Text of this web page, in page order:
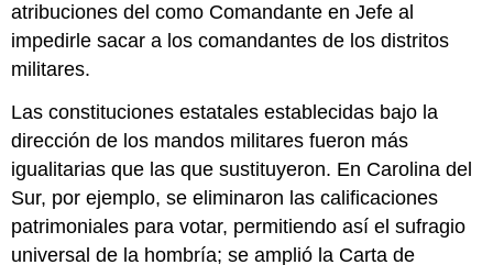
atribuciones del como Comandante en Jefe al
impedirle sacar a los comandantes de los distritos
militares.
Las constituciones estatales establecidas bajo la
dirección de los mandos militares fueron más
igualitarias que las que sustituyeron. En Carolina del
Sur, por ejemplo, se eliminaron las calificaciones
patrimoniales para votar, permitiendo así el sufragio
universal de la hombría; se amplió la Carta de